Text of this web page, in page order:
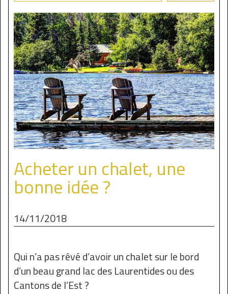
Acheter un chalet, une
bonne idée ?
14/11/2018
Qui n’a pas rêvé d’avoir un chalet sur le bord
d’un beau grand lac des Laurentides ou des
Cantons de l’Est ?